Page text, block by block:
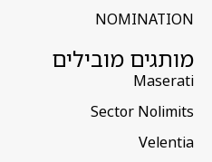
NOMINATION
מותגים מובילים
Maserati
Sector Nolimits
Velentia